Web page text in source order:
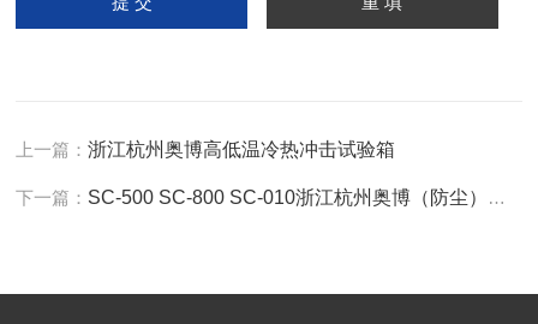
上一篇：浙江杭州奥博高低温冷热冲击试验箱
下一篇： SC-500 SC-800 SC-010浙江杭州奥博（防尘）沙尘试验箱厂家